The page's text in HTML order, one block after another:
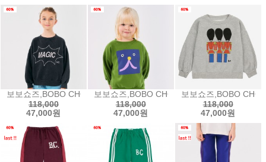
보보쇼즈,BOBO CHOSES It's Magic sweatshirt매직 스웨트셔츠
118,000
47,000원
보보쇼즈,BOBO CHOSES Funny Face
118,000
47,000원
보보쇼즈,BOBO
118,000
47,000원